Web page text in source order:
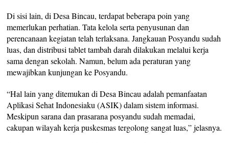
Di sisi lain, di Desa Bincau, terdapat beberapa poin yang
memerlukan perhatian. Tata kelola serta penyusunan dan
perencanaan kegiatan telah terlaksana. Jangkauan Posyandu sudah
luas, dan distribusi tablet tambah darah dilakukan melalui kerja
sama dengan sekolah. Namun, belum ada peraturan yang
mewajibkan kunjungan ke Posyandu.
“Hal lain yang ditemukan di Desa Bincau adalah pemanfaatan
Aplikasi Sehat Indonesiaku (ASIK) dalam sistem informasi.
Meskipun sarana dan prasarana posyandu sudah memadai,
cakupan wilayah kerja puskesmas tergolong sangat luas,” jelasnya.